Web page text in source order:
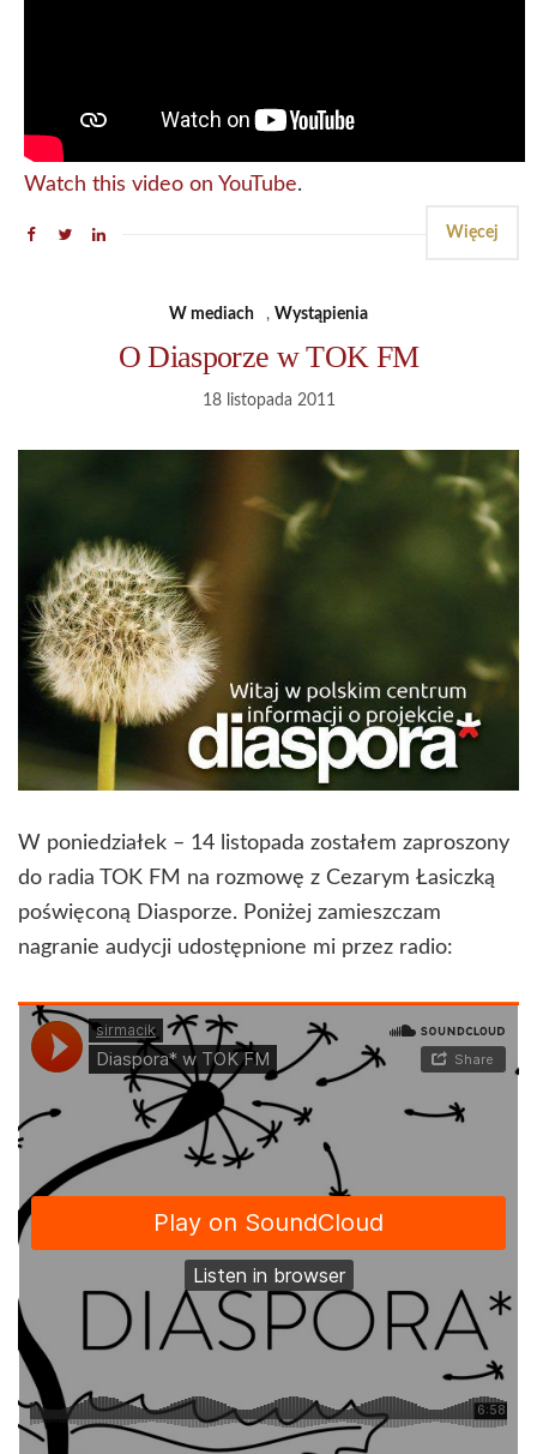
Watch this video on YouTube.
Więcej
W mediach , Wystąpienia
O Diasporze w TOK FM
18 listopada 2011
W poniedziałek – 14 listopada zostałem zaproszony
do radia TOK FM na rozmowę z Cezarym Łasiczką
poświęconą Diasporze. Poniżej zamieszczam
nagranie audycji udostępnione mi przez radio: